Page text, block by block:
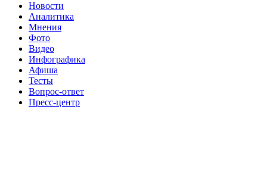
Новости
Аналитика
Мнения
Фото
Видео
Инфографика
Афиша
Тесты
Вопрос-ответ
Пресс-центр